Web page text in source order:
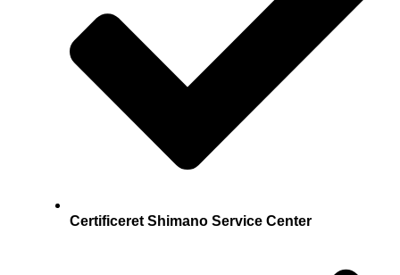
Certificeret Shimano Service Center